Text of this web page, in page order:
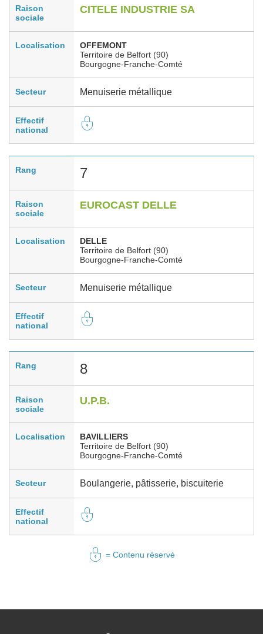
Raison
sociale
CITELE INDUSTRIE SA
Localisation
OFFEMONT
Territoire de Belfort (90)
Bourgogne-Franche-Comté
Secteur Menuiserie métallique
Effectif
national
Rang 7
Raison
sociale
EUROCAST DELLE
Localisation
DELLE
Territoire de Belfort (90)
Bourgogne-Franche-Comté
Secteur Menuiserie métallique
Effectif
national
Rang 8
Raison
sociale
U.P.B.
Localisation
BAVILLIERS
Territoire de Belfort (90)
Bourgogne-Franche-Comté
Secteur Boulangerie, pâtisserie, biscuiterie
Effectif
national
= Contenu réservé